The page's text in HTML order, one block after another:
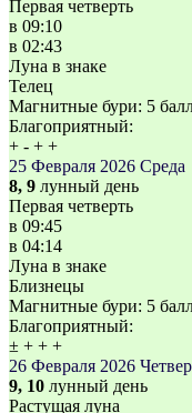
Первая четверть
в 09:10
в 02:43
Луна в знаке
Телец
Магнитные бури: 5
Благоприятный:
+ - + +
25 Февраля 2026 Среда
8, 9 лунный день
Первая четверть
в 09:45
в 04:14
Луна в знаке
Близнецы
Магнитные бури: 5
Благоприятный:
± + + +
26 Февраля 2026
9, 10 лунный день
Растущая луна